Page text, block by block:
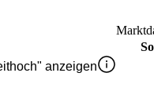
anzeigen